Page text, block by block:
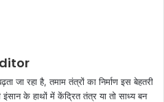
जा रहा है, तमाम तंत्रों का निर्माण इस बेहतरी
के हाथों में केंद्रित तंत्र या तो साध्य बन